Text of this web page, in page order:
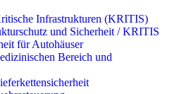
Infrastrukturen (KRITIS)
und Sicherheit / KRITIS
für Autohäuser
Bereich und